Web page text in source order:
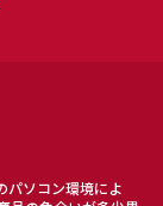
パソコン環境によ